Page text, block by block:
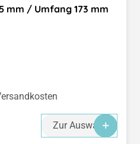
mm / Umfang 173 mm
Zur Auswahl